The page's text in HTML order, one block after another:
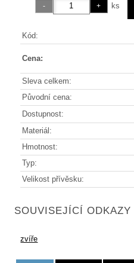
ks
Kód:
Cena:
Sleva celkem:
Původní cena:
Dostupnost:
Materiál:
Hmotnost:
Typ:
Velikost přívěsku:
SOUVISEJÍCÍ ODKAZY
zvíře